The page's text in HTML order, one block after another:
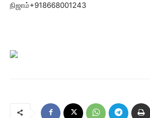
நிஜாம்+918668001243